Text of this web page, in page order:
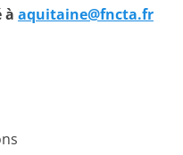
à aquitaine@fncta.fr